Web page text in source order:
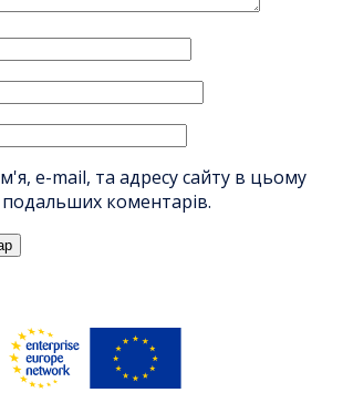
e-mail, та адресу сайту в цьому
подальших коментарів.